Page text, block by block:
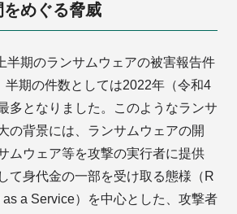
めぐる脅威
半期のランサムウェアの被害報告件
半期の件数としては2022年（令和4
多となりました。このようなランサ
の背景には、ランサムウェアの開
ムウェア等を攻撃の実行者に提供
て身代金の一部を受け取る態様（R
a Service）を中心とした、攻撃者